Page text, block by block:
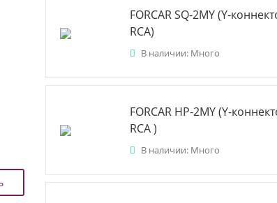
FORCAR SQ-2MY (Y-
RCA)
В наличии: Много
FORCAR HP-2MY (Y-
RCA )
В наличии: Много